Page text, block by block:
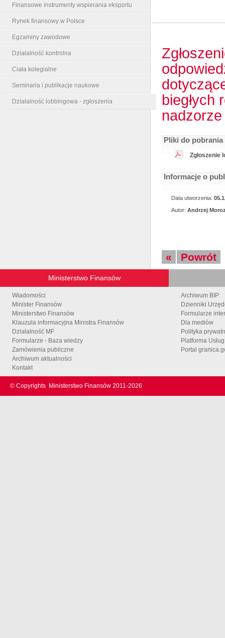
Finansowe instrumenty wspierania eksportu
Rynek finansowy w Polsce
Egzaminy zawodowe
Działalność kontrolna
Ciała kolegialne
Seminaria i publikacje naukowe
Działalność lobbingowa - zgłoszenia
biegłych
Pliki do pobrania
Zgłoszenie
Informacje o
Data utworzenia:
Autor: Andrzej
« Powrót
Ministerstwo Finansów
Wiadomości
Minister Finansów
Ministerstwo Finansów
Klauzula informacyjna Ministra Finansów
Działalność MF
Formularze - Baza wiedzy
Zamówienia publiczne
Archiwum aktualności
Kontakt
Archiwum BIP
Dzienniki
Formularze
Dla mediów
Polityka
Platforma
Portal
© Copyrights Ministerstwo Finansów 2011-2026